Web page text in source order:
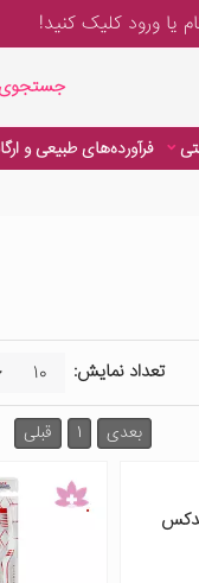
یا ورودکلیک کنید!
جستجوی
فرآورده‌های طبیعی و
تعداد نمایش:
قبلی 1 بعدی